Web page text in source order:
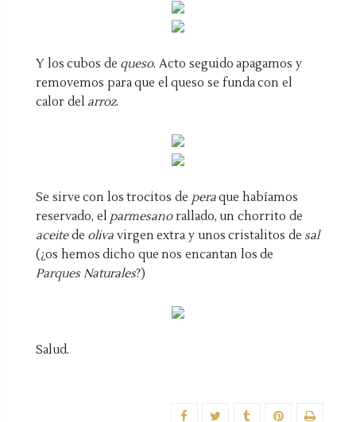
Y los cubos de queso. Acto seguido apagamos y
removemos para que el queso se funda con el
calor del arroz.
Se sirve con los trocitos de peraque habíamos
reservado, el parmesanorallado, un chorrito de
aceitede oliva virgen extra y unos cristalitos de sal
(¿os hemos dicho que nos encantan los de
Parques Naturales?)
Salud.